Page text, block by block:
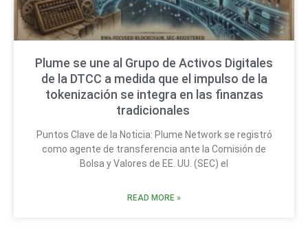
Plume se une al Grupo de Activos Digitales
de la DTCC a medida que el impulso de la
tokenización se integra en las finanzas
tradicionales
Puntos Clave de la Noticia: Plume Network se registró
como agente de transferencia ante la Comisión de
Bolsa y Valores de EE. UU. (SEC) el
READ MORE »